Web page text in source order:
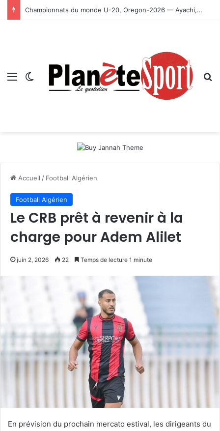
Championnats du monde U-20, Oregon-2026 — Ayachi, Dissa, Touahria et Ghezali en finale
Menu Switch skin
Accueil / Football Algérien
Football Algérien
Le CRB prêt à revenir à la
charge pour Adem Alilet
juin 2, 2026 22 Temps de lecture 1 minute
En prévision du prochain mercato estival, les dirigeants du